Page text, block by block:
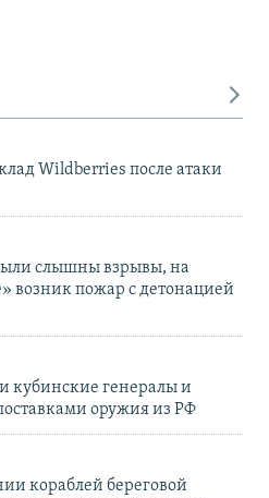
Wildberries после атаки
слышны взрывы, на
возник пожар с детонацией
кубинские генералы и
оружия из РФ
кораблей береговой